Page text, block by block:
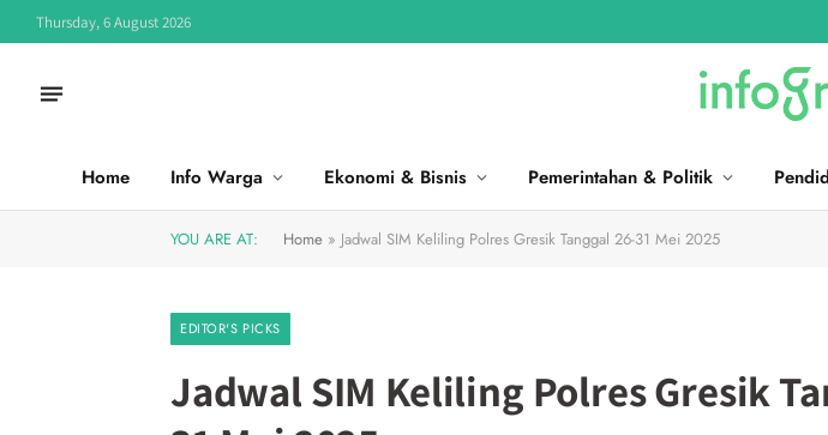
Thursday, 6 August 2026
Home Info Warga Ekonomi & Bisnis Pemerintahan & Politik
YOU ARE AT: Home » Jadwal SIM Keliling Polres Gresik Tanggal 26-31 Mei 2025
EDITOR'S PICKS
Jadwal SIM Keliling Polres Gresik